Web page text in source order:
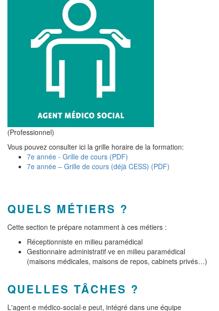
(Professionnel)
Vous pouvez consulter ici la grille horaire de la formation:
7e année - Grille de cours (PDF)
7e année – Grille de cours (déjà CESS) (PDF)
QUELS MÉTIERS ?
Cette section te prépare notamment à ces métiers :
Réceptionniste en milieu paramédical
Gestionnaire administratif·ve en milieu paramédical
(maisons médicales, maisons de repos, cabinets privés…)
QUELLES TÂCHES ?
L'agent·e médico-social·e peut, intégré dans une équipe